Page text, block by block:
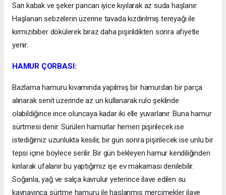
Sarı kabak ve şeker pancarı iyice kıyılarak az suda haşlanır.
Haşlanan sebzelerin üzerine tavada kızdırılmış tereyağı ile
kırmızıbiber dökülerek biraz daha pişirildikten sonra afiyetle
yenir.
HAMUR ÇORBASI:
Bazlama hamuru kıvamında yapılmış bir hamurdan bir parça
alınarak senit üzerinde az un kullanarak rulo şeklinde
olabildiğince ince oluncaya kadar iki elle yuvarlanır. Buna hamur
sürtmesi denir. Sürülen hamurlar hemen pişirilecek ise
istediğimiz uzunlukta kesilir, bir gün sonra pişirilecek ise unlu bir
tepsi içine böylece serilir. Bir gün bekleyen hamur kendiliğinden
kırılarak ufalanır bu yaptığımız işe ev makarnası denilebilir.
Soğanla, yağ ve salça kavrulur yeterince ilave edilen su
kaynayınca sürtme hamuru ile haşlanmış mercimekler ilave